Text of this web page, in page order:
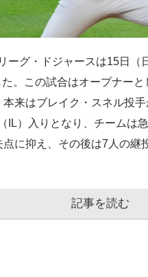
ーグ・ドジャースは15日（
。この試合はオープナー
本来はブレイク・スネル投
IL）入りとなり、チームは
に抑え、その後は7人の継
記事を読む